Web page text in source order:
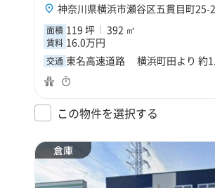
神奈川県横浜市瀬谷区五貫目町25-
面積 119 坪 392 ㎡
賃料 16.0万円
交通 東名高速道路 横浜町田より 約
この物件を選択する
倉庫